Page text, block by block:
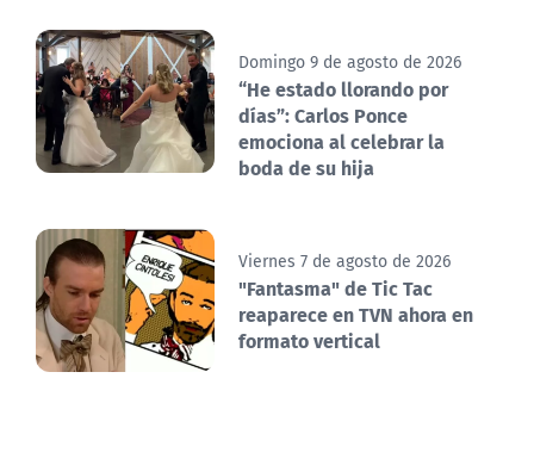
Domingo 9 de agosto de 2026
“He estado llorando por
días”: Carlos Ponce
emociona al celebrar la
boda de su hija
Viernes 7 de agosto de 2026
"Fantasma" de Tic Tac
reaparece en TVN ahora en
formato vertical